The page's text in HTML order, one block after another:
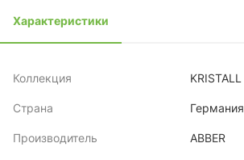
Характеристики
Коллекция KRISTALL
Страна Германия
Производитель ABBER